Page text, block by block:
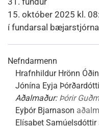
15. október 2025 kl.
í fundarsal
Nefndarmenn
Hrafnhildur Hrönn
Jónína Eyja
Aðalmaður: Þórir
Eyþór Bjarnason
Elísabet Samúelsdóttir